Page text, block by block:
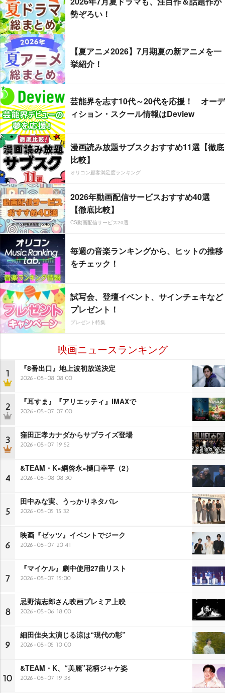
勢ぞろい！
【夏アニメ2026】7月期夏の新アニメを一
挙紹介！
芸能界を志す10代～20代を応援！ オーデ
ィション・スクール情報はDeview
漫画読み放題サブスクおすすめ11選【徹底
比較】
オリコン顧客満足度ランキング
2026年動画配信サービスおすすめ40選
【徹底比較】
CS動画配信サービス20選
毎週の音楽ランキングから、ヒットの推移
をチェック！
試写会、登壇イベント、サインチェキなど
プレゼント！
プレゼント特集
映画ニュースランキング
1 『8番出口』地上波初放送決定
2026-08-08 08:00
2 『耳すま』『アリエッティ』IMAXで
2026-08-07 07:00
3 窪田正孝カナダからサプライズ登場
2026-08-07 19:52
4
&TEAM・K×綱啓永×樋口幸平（2）
2026-08-08 08:30
5
田中みな実、うっかりネタバレ
2026-08-05 15:32
6
映画『ゼッツ』イベントでジーク
2026-08-07 20:41
7
『マイケル』劇中使用27曲リスト
2026-08-07 15:00
8
忌野清志郎さん映画プレミア上映
2026-08-06 18:00
9
細田佳央太演じる涼は“現代の彰”
2026-08-05 10:00
10
&TEAM・K、“美麗”花柄ジャケ姿
2026-08-07 19:36